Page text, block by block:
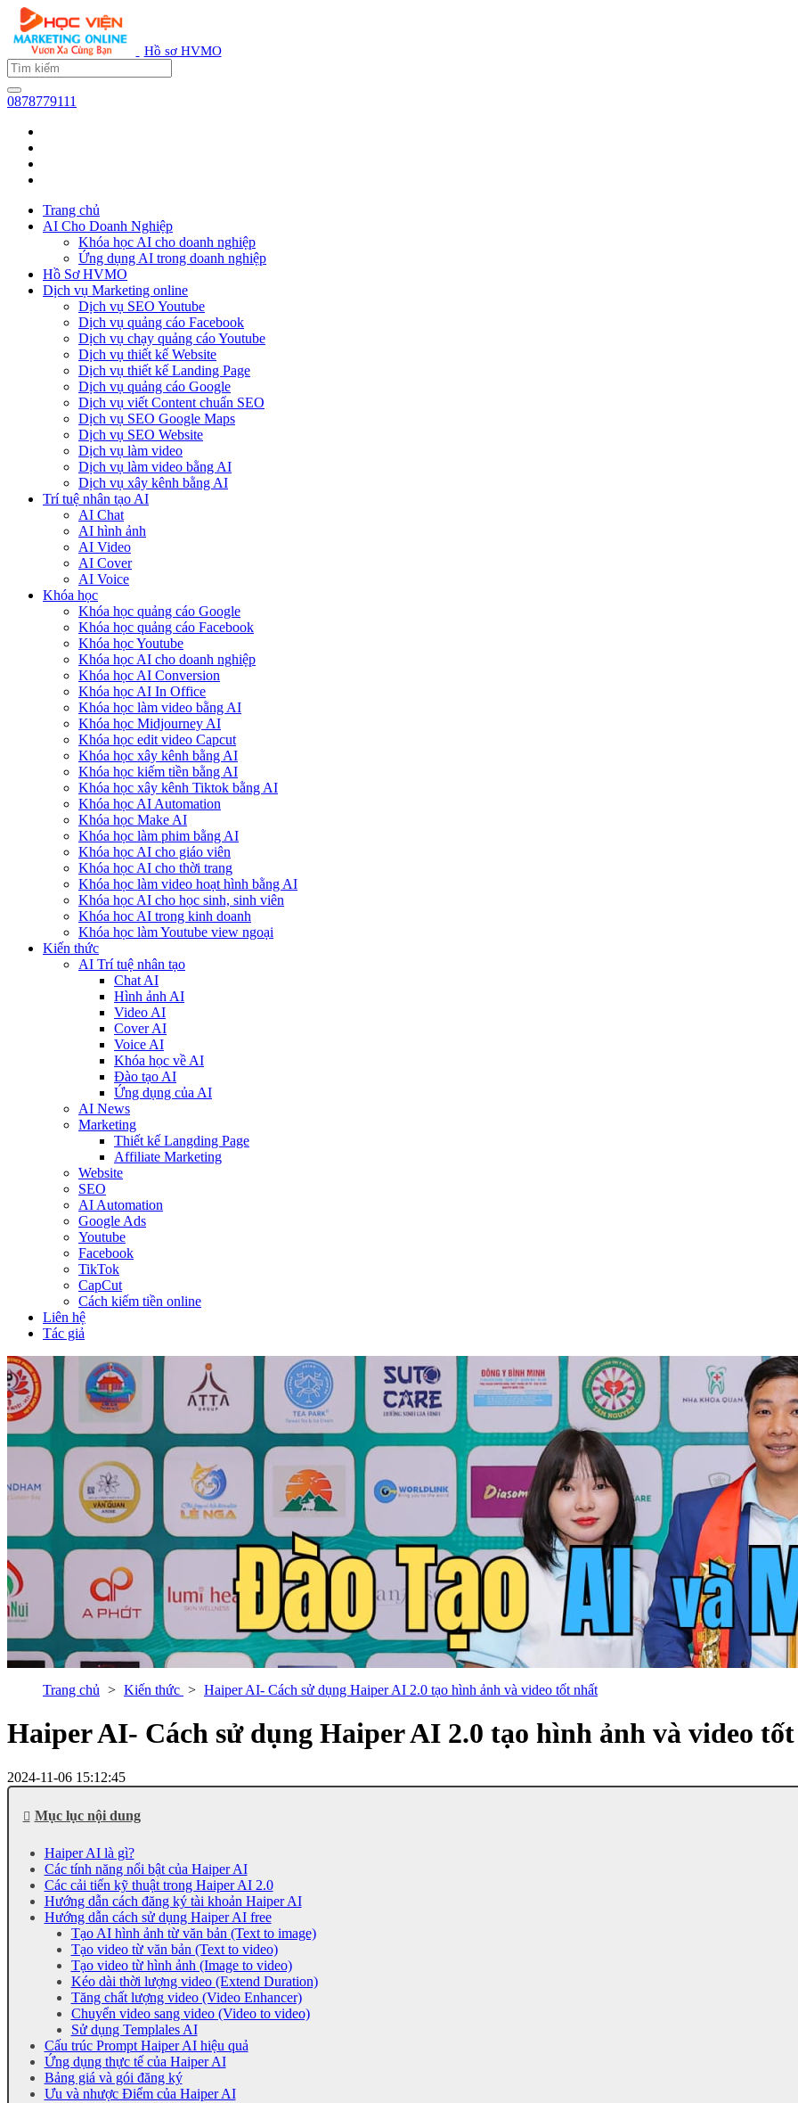
Hồ sơ HVMO
0878779111
Trang chủ
AI Cho Doanh Nghiệp
Khóa học AI cho doanh nghiệp
Ứng dụng AI trong doanh nghiệp
Hồ Sơ HVMO
Dịch vụ Marketing online
Dịch vụ SEO Youtube
Dịch vụ quảng cáo Facebook
Dịch vụ chạy quảng cáo Youtube
Dịch vụ thiết kế Website
Dịch vụ thiết kế Landing Page
Dịch vụ quảng cáo Google
Dịch vụ viết Content chuẩn SEO
Dịch vụ SEO Google Maps
Dịch vụ SEO Website
Dịch vụ làm video
Dịch vụ làm video bằng AI
Dịch vụ xây kênh bằng AI
Trí tuệ nhân tạo AI
AI Chat
AI hình ảnh
AI Video
AI Cover
AI Voice
Khóa học
Khóa học quảng cáo Google
Khóa học quảng cáo Facebook
Khóa học Youtube
Khóa học AI cho doanh nghiệp
Khóa học AI Conversion
Khóa học AI In Office
Khóa học làm video bằng AI
Khóa học Midjourney AI
Khóa học edit video Capcut
Khóa học xây kênh bằng AI
Khóa học kiếm tiền bằng AI
Khóa học xây kênh Tiktok bằng AI
Khóa học AI Automation
Khóa học Make AI
Khóa học làm phim bằng AI
Khóa học AI cho giáo viên
Khóa học AI cho thời trang
Khóa học làm video hoạt hình bằng AI
Khóa học AI cho học sinh, sinh viên
Khóa hoc AI trong kinh doanh
Khóa học làm Youtube view ngoại
Kiến thức
AI Trí tuệ nhân tạo
Chat AI
Hình ảnh AI
Video AI
Cover AI
Voice AI
Khóa học về AI
Đào tạo AI
Ứng dụng của AI
AI News
Marketing
Thiết kế Langding Page
Affiliate Marketing
Website
SEO
AI Automation
Google Ads
Youtube
Facebook
TikTok
CapCut
Cách kiếm tiền online
Liên hệ
Tác giả
Trang chủ Kiến thức Haiper AI- Cách sử dụng Haiper AI 2.0 tạo hình ảnh và video tốt nhất
Haiper AI- Cách sử dụng Haiper AI 2.0 tạo hình ảnh và video
2024-11-06 15:12:45
Mục lục nội dung
Haiper AI là gì?
Các tính năng nổi bật của Haiper AI
Các cải tiến kỹ thuật trong Haiper AI 2.0
Hướng dẫn cách đăng ký tài khoản Haiper AI
Hướng dẫn cách sử dụng Haiper AI free
Tạo AI hình ảnh từ văn bản (Text to image)
Tạo video từ văn bản (Text to video)
Tạo video từ hình ảnh (Image to video)
Kéo dài thời lượng video (Extend Duration)
Tăng chất lượng video (Video Enhancer)
Chuyển video sang video (Video to video)
Sử dụng Templales AI
Cấu trúc Prompt Haiper AI hiệu quả
Ứng dụng thực tế của Haiper AI
Bảng giá và gói đăng ký
Ưu và nhược Điểm của Haiper AI